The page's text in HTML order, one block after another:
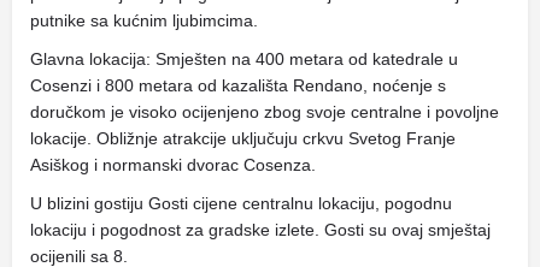
putnike sa kućnim ljubimcima.
Glavna lokacija: Smješten na 400 metara od katedrale u
Cosenzi i 800 metara od kazališta Rendano, noćenje s
doručkom je visoko ocijenjeno zbog svoje centralne i povoljne
lokacije. Obližnje atrakcije uključuju crkvu Svetog Franje
Asiškog i normanski dvorac Cosenza.
U blizini gostiju Gosti cijene centralnu lokaciju, pogodnu
lokaciju i pogodnost za gradske izlete. Gosti su ovaj smještaj
ocijenili sa 8.